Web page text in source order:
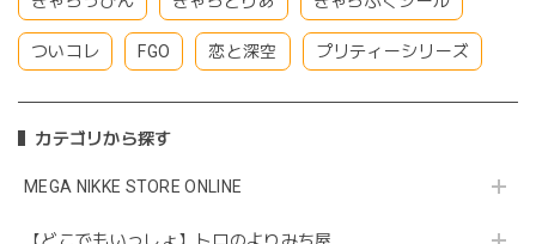
ついコレ FGO 恋と深空 プリティーシリーズ
カテゴリから探す
MEGA NIKKE STORE ONLINE
【どこでもいっしょ】トロのよりみち屋